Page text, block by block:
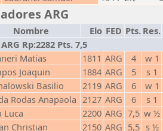
ARG
Nombre Elo FED Pts. Res.
Rp:2282 Pts. 7,5
Matias 1811 ARG 4 w 1
Joaquin 1884 ARG 5 s 1
Basilio 2119 ARG 6 w 1
Rodas Anapaola 2127 ARG 6 s 1
Luca 2200 ARG 7,5 w ½
Christian 2150 ARG 5,5 s ½